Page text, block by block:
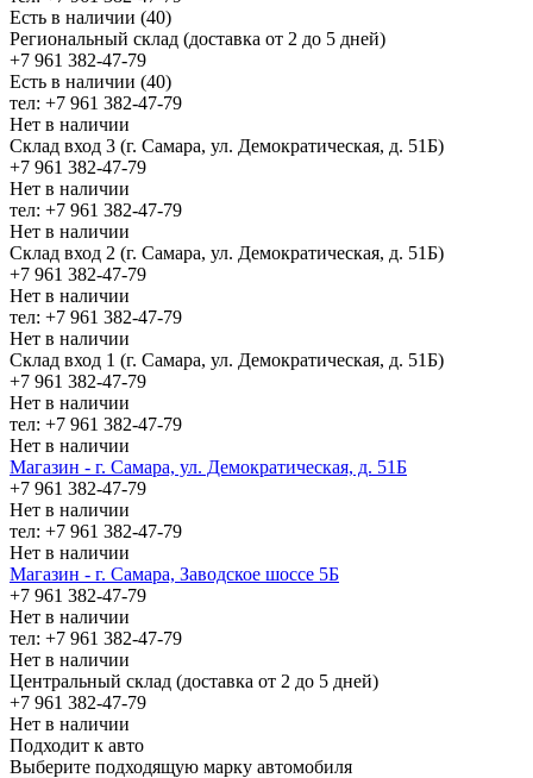
Есть в наличии (40)
Региональный склад (доставка от 2 до 5 дней)
+7 961 382-47-79
Есть в наличии (40)
тел: +7 961 382-47-79
Нет в наличии
Склад вход 3 (г. Самара, ул. Демократическая, д. 51Б)
+7 961 382-47-79
Нет в наличии
тел: +7 961 382-47-79
Нет в наличии
Склад вход 2 (г. Самара, ул. Демократическая, д. 51Б)
+7 961 382-47-79
Нет в наличии
тел: +7 961 382-47-79
Нет в наличии
Склад вход 1 (г. Самара, ул. Демократическая, д. 51Б)
+7 961 382-47-79
Нет в наличии
тел: +7 961 382-47-79
Нет в наличии
Магазин - г. Самара, ул. Демократическая, д. 51Б
+7 961 382-47-79
Нет в наличии
тел: +7 961 382-47-79
Нет в наличии
Магазин - г. Самара, Заводское шоссе 5Б
+7 961 382-47-79
Нет в наличии
тел: +7 961 382-47-79
Нет в наличии
Центральный склад (доставка от 2 до 5 дней)
+7 961 382-47-79
Нет в наличии
Подходит к авто
Выберите подходящую марку автомобиля